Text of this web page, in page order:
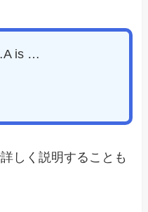
is …
しく説明することも